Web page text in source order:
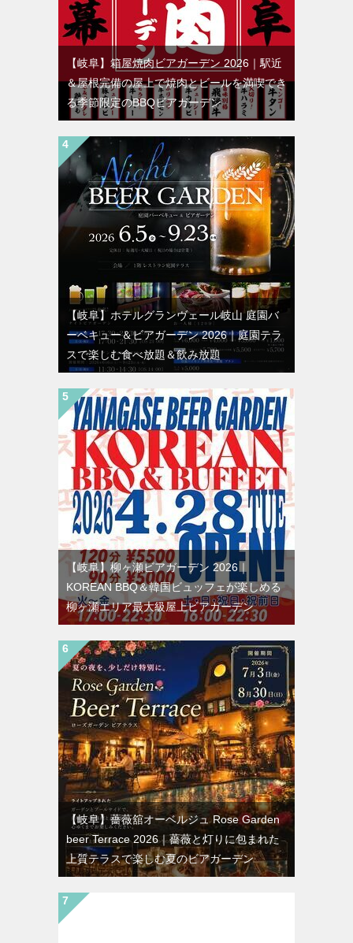
【岐阜】箱屋焼肉ビアガーデン 2026｜駅近
＆屋根完備の屋上で焼肉とビールを満喫でき
る季節限定のBBQビアガーデン
【岐阜】ホテルグランヴェール岐山 庭園バ
ーベキュー＆ビアガーデン 2026｜庭園テラ
スで楽しむ食べ放題＆飲み放題
【岐阜】柳ヶ瀬ビアガーデン 2026｜
KOREAN BBQ＆韓国ビュッフェが楽しめる
柳ヶ瀬エリア最大級屋上ビアガーデン
【岐阜】薔薇舘オーベルジュ Rose Garden
beer Terrace 2026｜薔薇と灯りに包まれた
上質テラスで楽しむ夏のビアガーデン